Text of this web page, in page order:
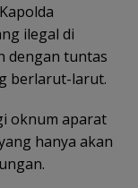
ilegal di
dengan tuntas
berlarut-larut.
oknum aparat
hanya akan